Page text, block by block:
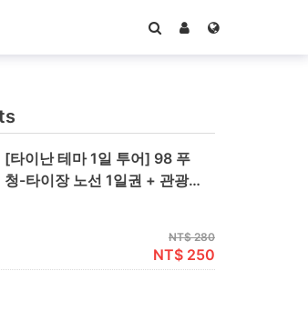
[타이난 테마 1일 투어] 98 푸
청-타이장 노선 1일권 + 관광지
NT$ 280
NT$ 250